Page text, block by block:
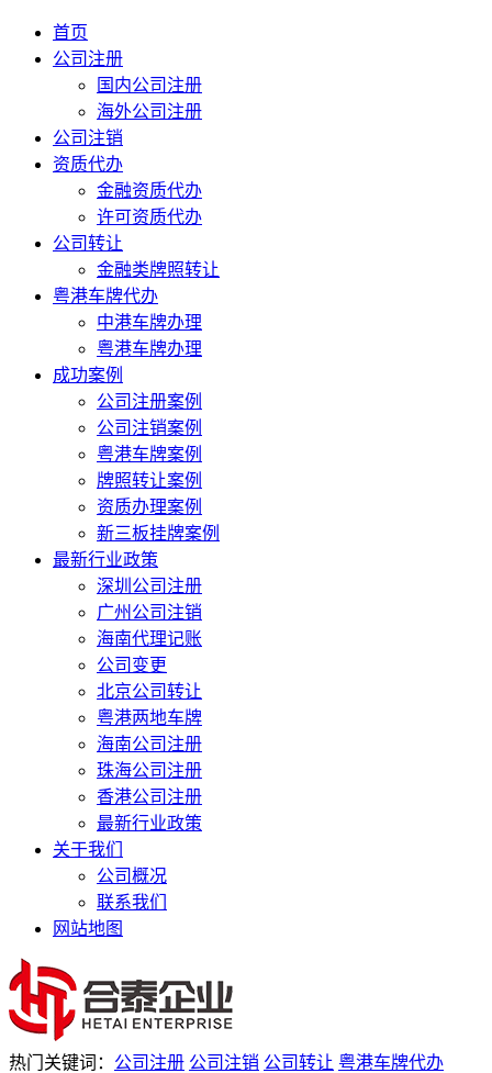
首页
公司注册
国内公司注册
海外公司注册
公司注销
资质代办
金融资质代办
许可资质代办
公司转让
金融类牌照转让
粤港车牌代办
中港车牌办理
粤港车牌办理
成功案例
公司注册案例
公司注销案例
粤港车牌案例
牌照转让案例
资质办理案例
新三板挂牌案例
最新行业政策
深圳公司注册
广州公司注销
海南代理记账
公司变更
北京公司转让
粤港两地车牌
海南公司注册
珠海公司注册
香港公司注册
最新行业政策
关于我们
公司概况
联系我们
网站地图
热门关键词： 公司注册 公司注销 公司转让 粤港车牌代办